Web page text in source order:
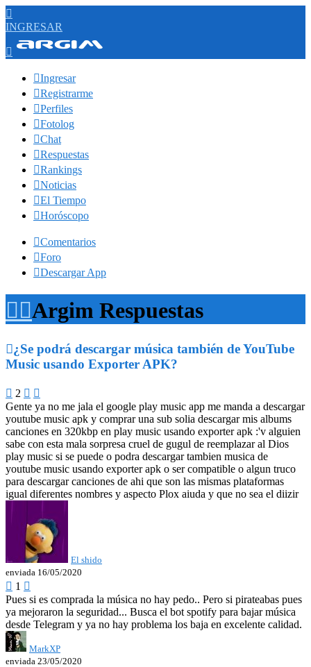

INGRESAR

Ingresar
Registrarme
Perfiles
Fotolog
Chat
Respuestas
Rankings
Noticias
El Tiempo
Horóscopo
Comentarios
Foro
Descargar App
Argim Respuestas
¿Se podrá descargar música también de YouTube
Music usando Exporter APK?
 2  
Gente ya no me jala el google play music app me manda a descargar
youtube music apk y comprar una sub solia descargar mis albums
canciones en 320kbp en play music usando exporter apk :'v alguien
sabe con esta mala sorpresa cruel de gugul de reemplazar al Dios
play music si se puede o podra descargar tambien musica de
youtube music usando exporter apk o ser compatible o algun truco
para descargar canciones de ahi que son las mismas plataformas
igual diferentes nombres y aspecto Plox aiuda y que no sea el diizir
El shido
enviada 16/05/2020
 1 
Pues si es comprada la música no hay pedo.. Pero si pirateabas pues
ya mejoraron la seguridad... Busca el bot spotify para bajar música
desde Telegram y ya no hay problema los baja en excelente calidad.
MarkXP
enviada 23/05/2020